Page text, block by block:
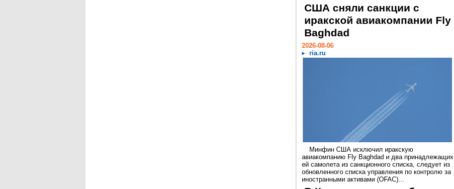
США сняли санкции с
иракской авиакомпании Fly
Baghdad
2026-08-06
ria.ru
Минфин США исключил иракскую
авиакомпанию Fly Baghdad и два принадлежащих
ей самолета из санкционного списка, следует из
обновленного списка управления по контролю за
иностранными активами (OFAC)...